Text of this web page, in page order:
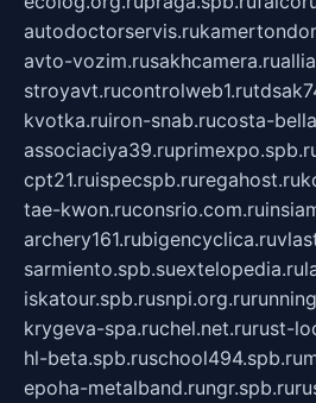
autodoctorservis.ru
avto-vozim.rusakhcamera.ru
stroyavt.rucontrolweb1.ru
kvotka.ruiron-snab.rucosta-
associaciya39.ru
cpt21.ruispecspb.ruregahost.ru
tae-kwon.ruconsrio.com.ru
archery161.rubigencyclica.ru
sarmiento.spb.suextelopedia.ru
iskatour.spb.rusnpi.org.ru
krygeva-spa.ruchel.net.rurust-
hl-beta.spb.ruschool494.spb.ru
epoha-metalband.rungr.spb.ru